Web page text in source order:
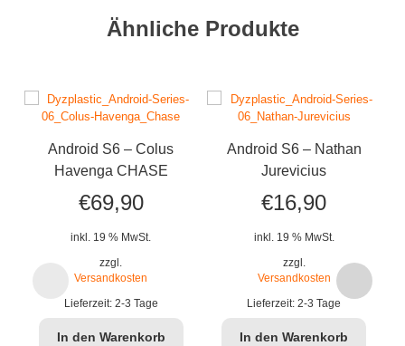
Ähnliche Produkte
Android S6 – Colus
Havenga CHASE
€69,90
inkl. 19 % MwSt.
zzgl.
Versandkosten
Lieferzeit: 2-3 Tage
In den Warenkorb
Android S6 – Nathan
Jurevicius
€16,90
inkl. 19 % MwSt.
zzgl.
Versandkosten
Lieferzeit:2-3 Tage
In den Warenkorb